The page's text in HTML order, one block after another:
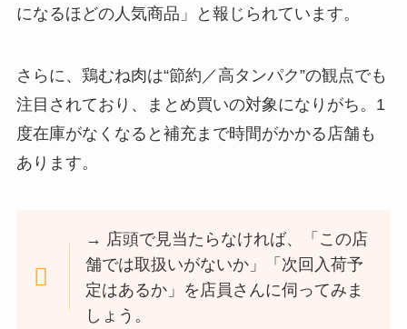
になるほどの人気商品」と報じられています。
さらに、鶏むね肉は“節約／高タンパク”の観点でも
注目されており、まとめ買いの対象になりがち。1
度在庫がなくなると補充まで時間がかかる店舗も
あります。
→ 店頭で見当たらなければ、「この店
舗では取扱いがないか」「次回入荷予
定はあるか」を店員さんに伺ってみま
しょう。